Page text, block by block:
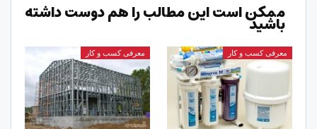
ممکن است این مطالب را هم دوست داشته
باشید
معرفی کسب و کار معرفی کسب و کار